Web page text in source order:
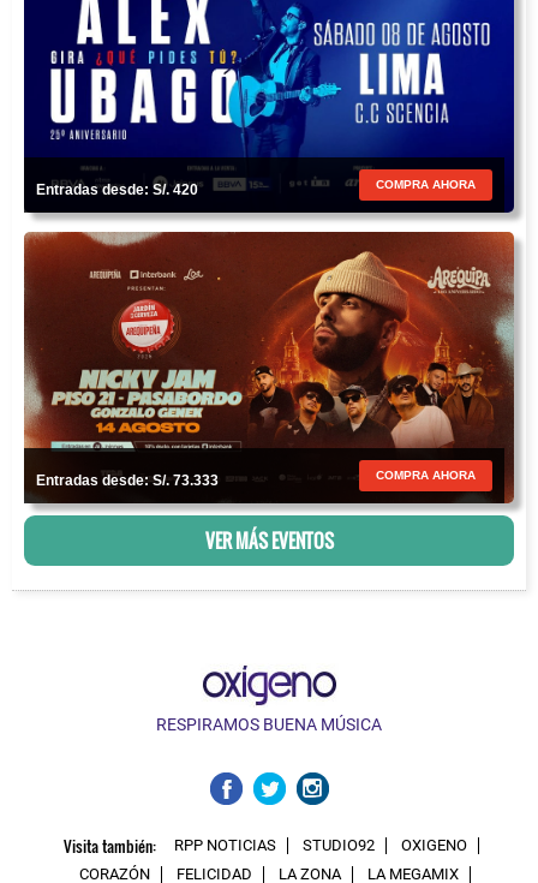
Entradas desde: S/. 420 COMPRA AHORA
Entradas desde: S/. 73.333 COMPRA AHORA
VER MÁS EVENTOS
RESPIRAMOS BUENA MÚSICA
Visita también: RPP NOTICIAS STUDIO92
OXIGENO
CORAZÓN
FELICIDAD LA ZONA LA MEGAMIX